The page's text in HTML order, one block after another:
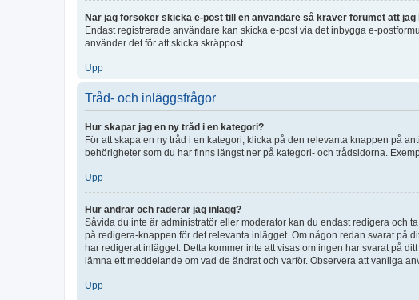
När jag försöker skicka e-post till en användare så kräver forumet att jag
Endast registrerade användare kan skicka e-post via det inbygga e-
använder det för att skicka skräppost.
Upp
Tråd- och inläggsfrågor
Hur skapar jag en ny tråd i en kategori?
För att skapa en ny tråd i en kategori, klicka på den relevanta knappen på
behörigheter som du har finns längst ner på kategori- och trådsidorna.
Upp
Hur ändrar och raderar jag inlägg?
Såvida du inte är administratör eller moderator kan du endast redigera och
på redigera-knappen för det relevanta inlägget. Om någon redan svarat på
har redigerat inlägget. Detta kommer inte att visas om ingen har svarat på
lämna ett meddelande om vad de ändrat och varför. Observera att vanliga
Upp